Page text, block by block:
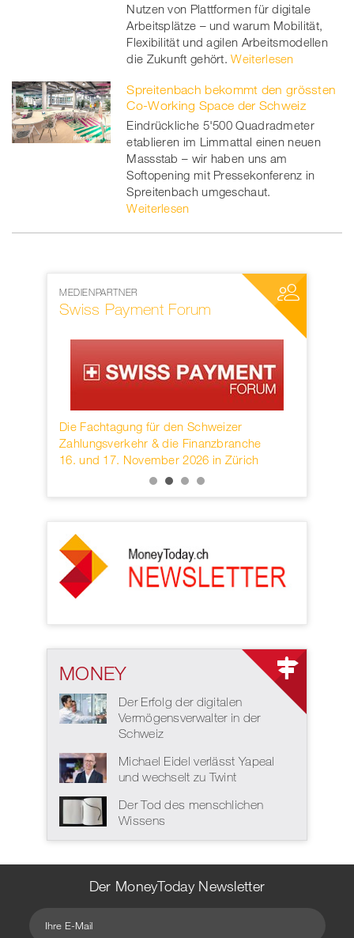
Nutzen von Plattformen für digitale
Arbeitsplätze – und warum Mobilität,
Flexibilität und agilen Arbeitsmodellen
die Zukunft gehört. Weiterlesen
Spreitenbach bekommt den grössten
Co-Working Space der Schweiz
Eindrückliche 5'500 Quadradmeter
etablieren im Limmattal einen neuen
Massstab – wir haben uns am
Softopening mit Pressekonferenz in
Spreitenbach umgeschaut.
Weiterlesen
MEDIENPARTNER
Swiss Payment Forum
Die Fachtagung für den Schweizer
Zahlungsverkehr & die Finanzbranche
16. und 17. November 2026 in Zürich
MONEY
Der Erfolg der digitalen
Vermögensverwalter in der
Schweiz
Michael Eidel verlässt Yapeal
und wechselt zu Twint
Der Tod des menschlichen
Wissens
Der MoneyToday Newsletter